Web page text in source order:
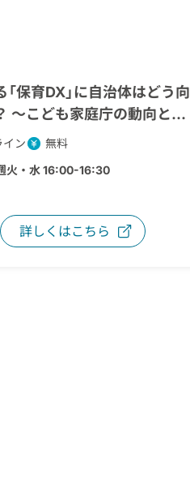
「保育DX」に自治体はどう向
〜こども家庭庁の動向と、
ICT導入の壁を乗り越える具
イン
無料
火・水 16:00-16:30
詳しくはこちら